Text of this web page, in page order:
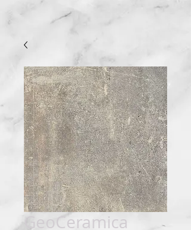
GeoCeramica